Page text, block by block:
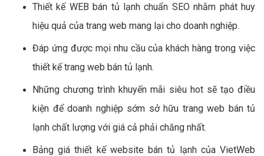
Thiết kế WEB bán tủ lạnh chuẩn SEO nhằm phát huy
hiệu quả của trang web mang lại cho doanh nghiệp.
Đáp ứng được mọi nhu cầu của khách hàng trong việc
thiết kế trang web bán tủ lạnh.
Những chương trình khuyến mãi siêu hot sẽ tạo điều
kiện để doanh nghiệp sớm sở hữu trang web bán tủ
lạnh chất lượng với giá cả phải chăng nhất.
Bảng giá thiết kế website bán tủ lạnh của VietWeb